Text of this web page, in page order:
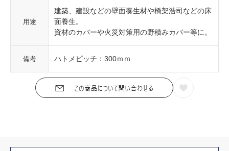
用途
建築、建設などの壁面養生材や橋架浩司などの床
面養生。
資材のカバーや火災対策用の野積みカバー等に。
備考 ハトメピッチ：300ｍｍ